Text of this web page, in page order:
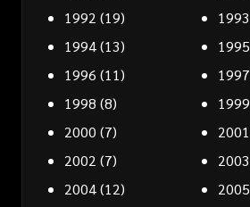
1992 (19) 1993
1994(13) 1995
1996 (11) 1997
1998 (8) 1999
2000 (7) 2001
2002 (7) 2003
2004(12) 2005